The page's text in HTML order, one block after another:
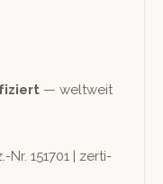
— weltweit
Nr. 151701 | zer­ti­